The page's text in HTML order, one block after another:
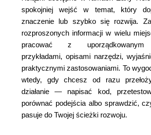
spokojniej wejść w temat, który
znaczenie lub szybko się rozwija.
rozproszonych informacji w wielu
pracować z uporządkowanym
przykładami, opisami narzędzi,
praktycznymi zastosowaniami. To
wtedy, gdy chcesz od razu
działanie — napisać kod,
porównać podejścia albo sprawdzić,
pasuje do Twojej ścieżki rozwoju.